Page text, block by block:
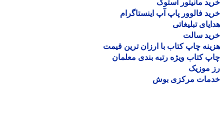
مانیتور استوک
فالوور پاپ آپ اینستاگرام
تبلیغاتی
سالت
چاپ کتاب با ارزان ترین قیمت
کتاب ویژه رتبه بندی معلمان
موزیک
مرکزی بوش